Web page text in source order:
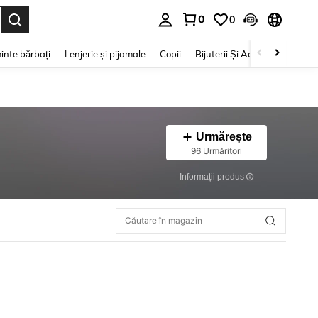
0 0
bărbați Lenjerie și pijamale Copii Bijuterii Și Accesorii
Urmărește
96 Urmăritori
Informații produs